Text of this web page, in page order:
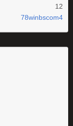
12
78winbscom4